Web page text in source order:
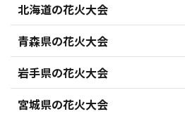
北海道の花火大会
青森県の花火大会
岩手県の花火大会
宮城県の花火大会